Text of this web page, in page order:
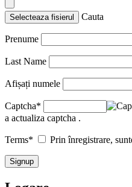
Selecteaza fisierul Cauta
Prenume
Last Name
Afișați numele
Captcha*
a actualiza captcha .
Terms* Prin înregistrare,